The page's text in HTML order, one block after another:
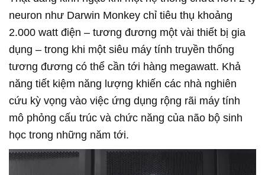
neuron như Darwin Monkey chỉ tiêu thụ khoảng
2.000 watt điện – tương đương một vài thiết bị gia
dụng – trong khi một siêu máy tính truyền thống
tương đương có thể cần tới hàng megawatt. Khả
năng tiết kiệm năng lượng khiến các nhà nghiên
cứu kỳ vọng vào việc ứng dụng rộng rãi máy tính
mô phỏng cấu trúc và chức năng của não bộ sinh
học trong những năm tới.